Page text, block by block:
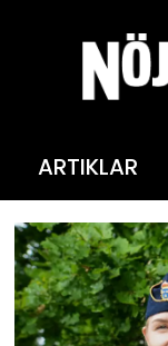
ARTIKLAR